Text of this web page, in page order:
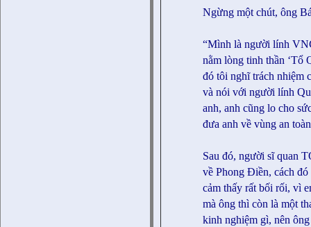
Ngừng một chút, ông
“Mình là người lính
nằm lòng tinh thần ‘Tổ
đó tôi nghĩ trách nhiệm
và nói với người lính
anh, anh cũng lo cho
đưa anh về vùng an
Sau đó, người sĩ quan
về Phong Điền, cách
cảm thấy rất bối rối, vì
mà ông thì còn là một
kinh nghiệm gì, nên